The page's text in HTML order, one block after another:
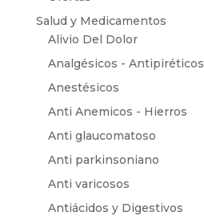
Salud y Medicamentos
Alivio Del Dolor
Analgésicos - Antipiréticos
Anestésicos
Anti Anemicos - Hierros
Anti glaucomatoso
Anti parkinsoniano
Anti varicosos
Antiácidos y Digestivos